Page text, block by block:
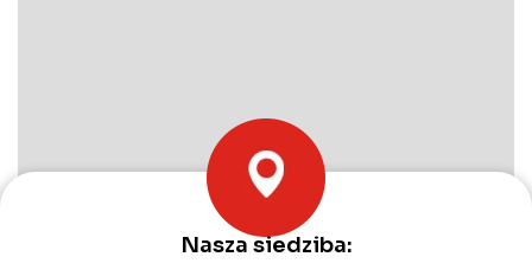
Nasza siedziba: